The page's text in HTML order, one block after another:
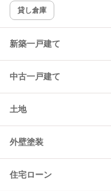
該当件数:
1件
貸し倉庫
新築一戸建て
中古一戸建て
土地
外壁塗装
住宅ローン